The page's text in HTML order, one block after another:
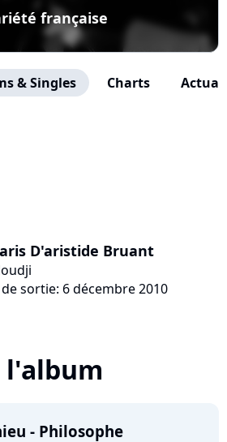
française
& Singles Charts
D'aristide Bruant
sortie: 6 décembre 2010
- Philosophe